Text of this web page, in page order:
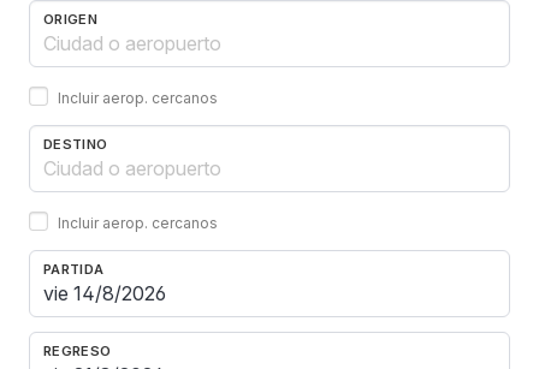
ORIGEN
Incluir aerop. cercanos
DESTINO
Incluir aerop. cercanos
PARTIDA
REGRESO